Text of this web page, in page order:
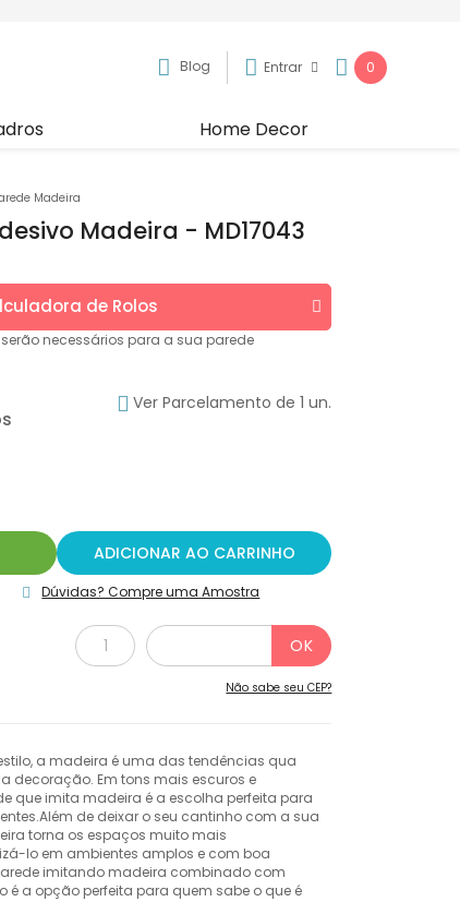
Blog Entrar 0
Home Decor
Madeira
Madeira - MD17043
de Rolos
serão necessários para a sua parede
Ver Parcelamento de 1 un.
ADICIONAR AO CARRINHO
Dúvidas? Compre uma Amostra
Não sabe seu CEP?
a madeira é uma das tendências qua
decoração. Em tons mais escuros e
que imita madeira é a escolha perfeita para
de deixar o seu cantinho com a sua
torna os espaços muito mais
lo em ambientes amplos e com boa
imitando madeira combinado com
é a opção perfeita para quem sabe o que é